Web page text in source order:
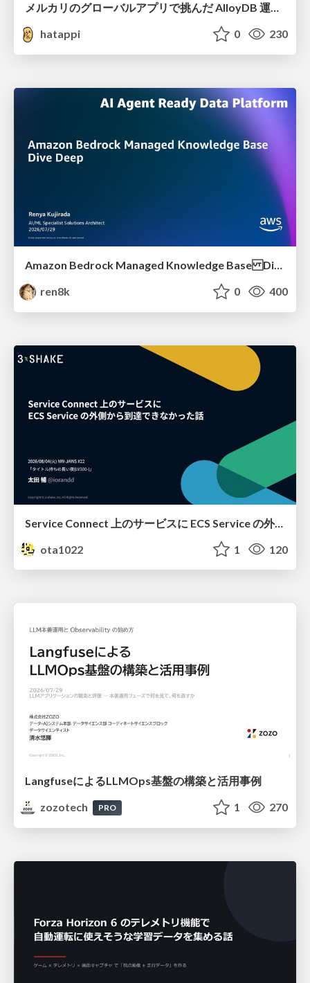
hatappi
0 230
Amazon Bedrock Managed Knowledge Base Dive Deep
ren8k
0 400
Service Connect 上のサービスに ECS Service の外側から到達できなかった話
ota1022
1 120
LangfuseによるLLMOps基盤の構築と活用事例
zozotech
PRO 1 270